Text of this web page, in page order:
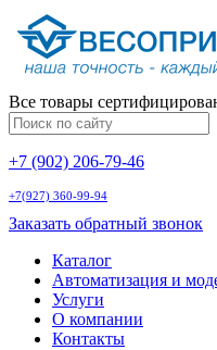
Все товары
+7 (902) 206-79-46
+7(927) 360-99-94
Заказать обратный звонок
Каталог
Автоматизация и
Услуги
О компании
Контакты